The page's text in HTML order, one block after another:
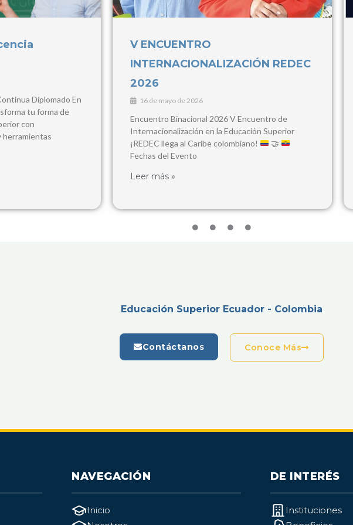
REDEC
Superior
IV Congreso Internacional de
Contaduría Pública y Ciencias
Empresariales
3 de marzo de 2026
28, 29 y 30 de Abril, 2026 Popayán y Santander de
Quilichao Este congreso busca consolidarse como
un espacio de encuentro para
Educación Superior Ecuador - Colombia
Contáctanos Conoce Más
NAVEGACIÓN
Inicio
DE INTERÉS
Instituciones